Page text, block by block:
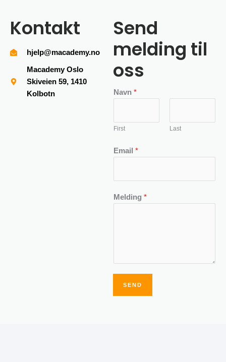
Kontakt
hjelp@macademy.no
Macademy Oslo
Skiveien 59, 1410
Kolbotn
Send
melding til
oss
Navn *
First Last
Email *
Melding *
SEND